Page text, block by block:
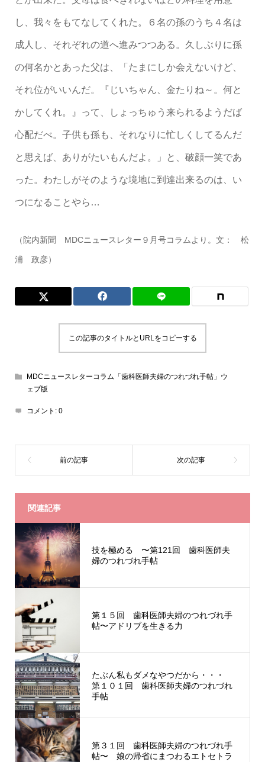
し、我々をもてなしてくれた。６名の孫のうち４名は
成人し、それぞれの道へ進みつつある。久しぶりに孫
の何名かとあった父は、「たまにしか会えないけど、
それ位がいいんだ。『じいちゃん、金たりね～。何と
かしてくれ。』って、しょっちゅう来られるようだば
心配だべ。子供も孫も、それなりに忙しくしてるんだ
と思えば、ありがたいもんだよ。」と、破顔一笑であ
った。わたしがそのような境地に到達出来るのは、い
つになることやら…
（院内新聞 MDCニュースレター９月号コラムより。文： 松
浦 政彦）
この記事のタイトルとURLをコピーする
MDCニュースレターコラム「歯科医師夫婦のつれづれ手帖」ウ
ェブ版
コメント: 0
関連記事
技を極める 〜第121回 歯科医師夫
婦のつれづれ手帖
第１５回 歯科医師夫婦のつれづれ手
帖〜アドリブを生きる力
たぶん私もダメなやつだから・・・
第１０１回 歯科医師夫婦のつれづれ
手帖
第３１回 歯科医師夫婦のつれづれ手
帖〜 娘の帰省にまつわるエトセトラ